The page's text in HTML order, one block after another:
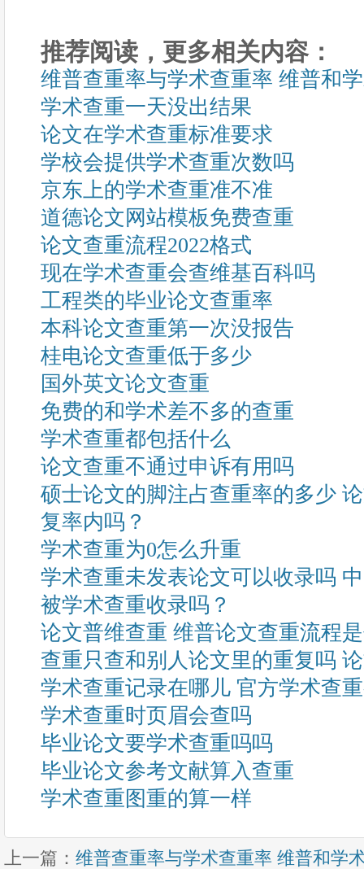
推荐阅读，更多相关内容：
维普查重率与学术查重率 维普和
学术查重一天没出结果
论文在学术查重标准要求
学校会提供学术查重次数吗
京东上的学术查重准不准
道德论文网站模板免费查重
论文查重流程2022格式
现在学术查重会查维基百科吗
工程类的毕业论文查重率
本科论文查重第一次没报告
桂电论文查重低于多少
国外英文论文查重
免费的和学术差不多的查重
学术查重都包括什么
论文查重不通过申诉有用吗
硕士论文的脚注占查重率的多少
复率内吗？
学术查重为0怎么升重
学术查重未发表论文可以收录吗
被学术查重收录吗？
论文普维查重 维普论文查重流程
查重只查和别人论文里的重复吗
学术查重记录在哪儿 官方学术查
学术查重时页眉会查吗
毕业论文要学术查重吗吗
毕业论文参考文献算入查重
学术查重图重的算一样
上一篇： 维普查重率与学术查重率 维普和学